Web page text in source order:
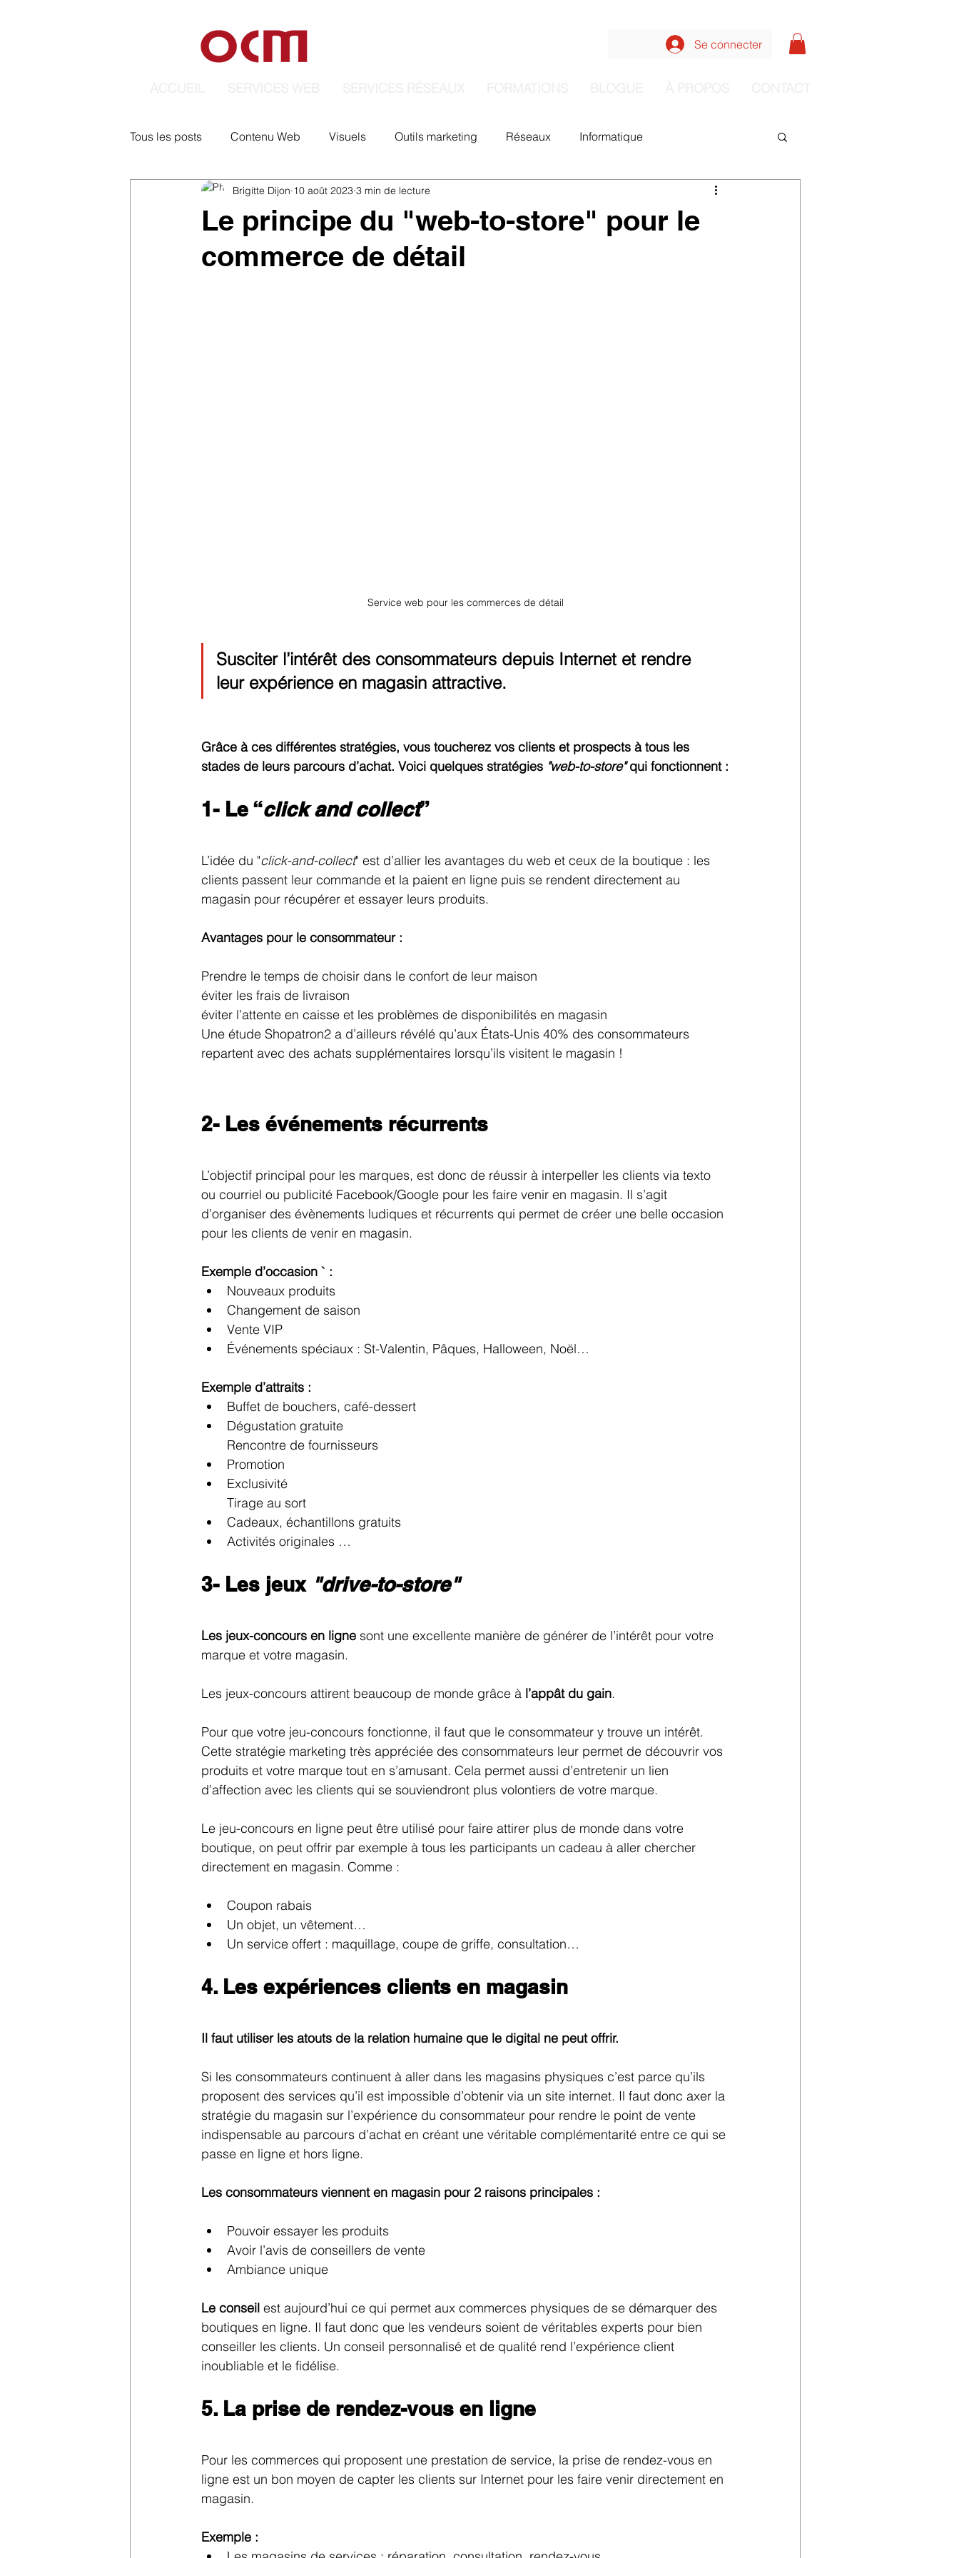
Se connecter
Tous les posts Contenu Web Visuels Outils marketing Réseaux Informatique
réseau et cybersécurité
Le principe du "web-to-store" pour le
commerce de détail
Brigitte Dijon 10 août 2023 3 min de lecture
Service web pour les commerces de détail
Susciter l’intérêt des consommateurs depuis Internet et rendre
leur expérience en magasin attractive.
Grâce à ces différentes stratégies, vous toucherez vos clients et prospects à tous les
stades de leurs parcours d’achat. Voici quelques stratégies "web-to-store" qui fonctionnent :
1- Le “click and collect”
L’idée du "click-and-collect" est d’allier les avantages du web et ceux de la boutique : les
clients passent leur commande et la paient en ligne puis se rendent directement au
magasin pour récupérer et essayer leurs produits.
Avantages pour le consommateur :
Prendre le temps de choisir dans le confort de leur maison
éviter les frais de livraison
éviter l’attente en caisse et les problèmes de disponibilités en magasin
Une étude Shopatron2 a d’ailleurs révélé qu’aux États-Unis 40% des consommateurs
repartent avec des achats supplémentaires lorsqu’ils visitent le magasin !
2- Les événements récurrents
L’objectif principal pour les marques, est donc de réussir à interpeller les clients via texto
ou courriel ou publicité Facebook/Google pour les faire venir en magasin. Il s’agit
d’organiser des évènements ludiques et récurrents qui permet de créer une belle occasion
pour les clients de venir en magasin.
Exemple d’occasion ` :
Nouveaux produits
Changement de saison
Vente VIP
Événements spéciaux : St-Valentin, Pâques, Halloween, Noël…
Exemple d’attraits :
​Buffet de bouchers, café-dessert
Dégustation gratuite
Rencontre de fournisseurs
Promotion
Exclusivité
Tirage au sort
Cadeaux, échantillons gratuits
Activités originales …
3- Les jeux "drive-to-store"
Les jeux-concours en ligne sont une excellente manière de générer de l’intérêt pour votre
marque et votre magasin.
Les jeux-concours attirent beaucoup de monde grâce à l’appât du gain.
Pour que votre jeu-concours fonctionne, il faut que le consommateur y trouve un intérêt.
Cette stratégie marketing très appréciée des consommateurs leur permet de découvrir vos
produits et votre marque tout en s’amusant. Cela permet aussi d’entretenir un lien
d’affection avec les clients qui se souviendront plus volontiers de votre marque.
Le jeu-concours en ligne peut être utilisé pour faire attirer plus de monde dans votre
boutique, on peut offrir par exemple à tous les participants un cadeau à aller chercher
directement en magasin. Comme :
​Coupon rabais
Un objet, un vêtement…
Un service offert : maquillage, coupe de griffe, consultation…
​4. Les expériences clients en magasin
​Il faut utiliser les atouts de la relation humaine que le digital ne peut offrir.
Si les consommateurs continuent à aller dans les magasins physiques c’est parce qu’ils
proposent des services qu’il est impossible d’obtenir via un site internet. Il faut donc axer la
stratégie du magasin sur l’expérience du consommateur pour rendre le point de vente
indispensable au parcours d’achat en créant une véritable complémentarité entre ce qui se
passe en ligne et hors ligne.
Les consommateurs viennent en magasin pour 2 raisons principales :
Pouvoir essayer les produits
Avoir l’avis de conseillers de vente
Ambiance unique
Le conseil est aujourd’hui ce qui permet aux commerces physiques de se démarquer des
boutiques en ligne. Il faut donc que les vendeurs soient de véritables experts pour bien
conseiller les clients. Un conseil personnalisé et de qualité rend l’expérience client
inoubliable et le fidélise.
​5. La prise de rendez-vous en ligne
Pour les commerces qui proposent une prestation de service, la prise de rendez-vous en
ligne est un bon moyen de capter les clients sur Internet pour les faire venir directement en
magasin.
Exemple :